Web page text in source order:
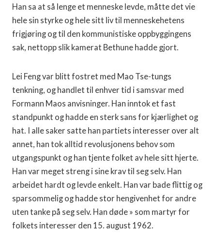
Han sa at så lenge et menneske levde, måtte det vie
hele sin styrke og hele sitt liv til menneskehetens
frigjøring og til den kommunistiske oppbyggingens
sak, nettopp slik kamerat Bethune hadde gjort.
Lei Feng var blitt fostret med Mao Tse-tungs
tenkning, og handlet til enhver tid i samsvar med
Formann Maos anvisninger. Han inntok et fast
standpunkt og hadde en sterk sans for kjærlighet og
hat. I alle saker satte han partiets interesser over alt
annet, han tok alltid revolusjonens behov som
utgangspunkt og han tjente folket av hele sitt hjerte.
Han var meget streng i sine krav til seg selv. Han
arbeidet hardt og levde enkelt. Han var bade flittig og
sparsommelig og hadde stor hengivenhet for andre
uten tanke på seg selv. Han døde » som martyr for
folkets interesser den 15. august 1962.